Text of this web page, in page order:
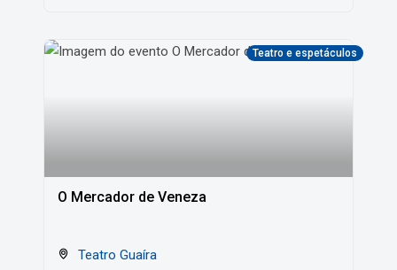
Teatro e espetáculos
O Mercador de Veneza
Teatro Guaíra